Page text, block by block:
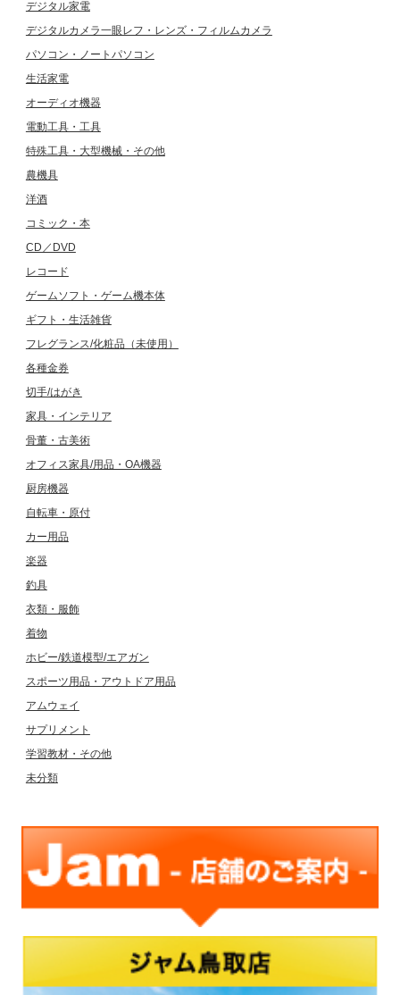
デジタル家電
デジタルカメラ一眼レフ・レンズ・フィルムカメラ
パソコン・ノートパソコン
生活家電
オーディオ機器
電動工具・工具
特殊工具・大型機械・その他
農機具
洋酒
コミック・本
CD／DVD
レコード
ゲームソフト・ゲーム機本体
ギフト・生活雑貨
フレグランス/化粧品（未使用）
各種金券
切手/はがき
家具・インテリア
骨董・古美術
オフィス家具/用品・OA機器
厨房機器
自転車・原付
カー用品
楽器
釣具
衣類・服飾
着物
ホビー/鉄道模型/エアガン
スポーツ用品・アウトドア用品
アムウェイ
サプリメント
学習教材・その他
未分類